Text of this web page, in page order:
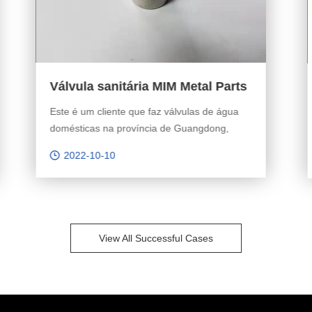
Harber Communication Hardware
Industry MIM Metal Parts
Projectos
Como calcular o tamanho do display LED ao
ar livre Como calcular o tamanho do display
2022-10-10
View All Successful Cases